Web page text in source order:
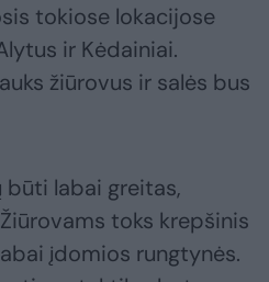
tokiose lokacijose
ir Kėdainiai.
žiūrovus ir salės bus
labai greitas,
toks krepšinis
įdomios rungtynės.